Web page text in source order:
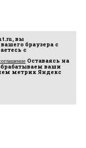
, вы
браузера с
с
Оставаясь на
ваши
метрик Яндекс